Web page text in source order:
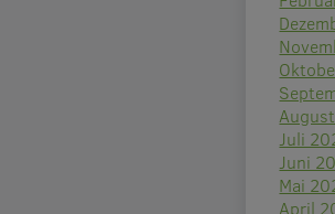
Juli
Juni
Mai
April